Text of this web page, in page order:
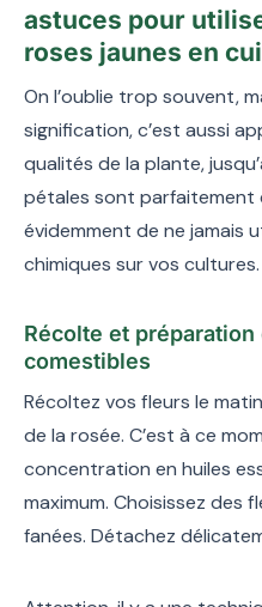
astuces pour
roses jaunes en
On l’oublie trop souvent,
signification, c’est aussi
qualités de la plante,
pétales sont parfaitement
évidemment de ne jamais
chimiques sur vos cultures.
Récolte et préparation
comestibles
Récoltez vos fleurs le
de la rosée. C’est à ce
concentration en huiles
maximum. Choisissez des
fanées. Détachez